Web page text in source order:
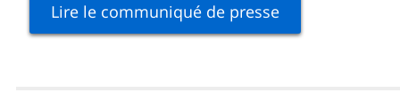
Lire le communiqué de presse